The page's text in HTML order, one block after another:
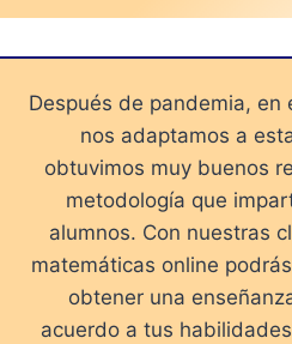
Después de pandemia,
nos adaptamos a
obtuvimos muy buenos
metodología que
alumnos. Con nuestras
matemáticas online
obtener una
acuerdo a tus